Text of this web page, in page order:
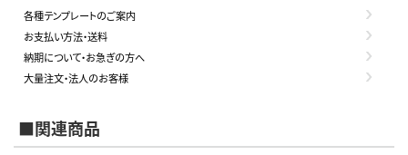
各種テンプレートのご案内
お支払い方法・送料
納期について・お急ぎの方へ
大量注文・法人のお客様
■関連商品